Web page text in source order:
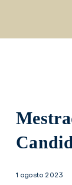
1 agosto 2023